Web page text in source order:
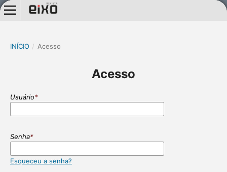
INÍCIO / Acesso
Acesso
Usuário*
Senha*
Esqueceu a senha?